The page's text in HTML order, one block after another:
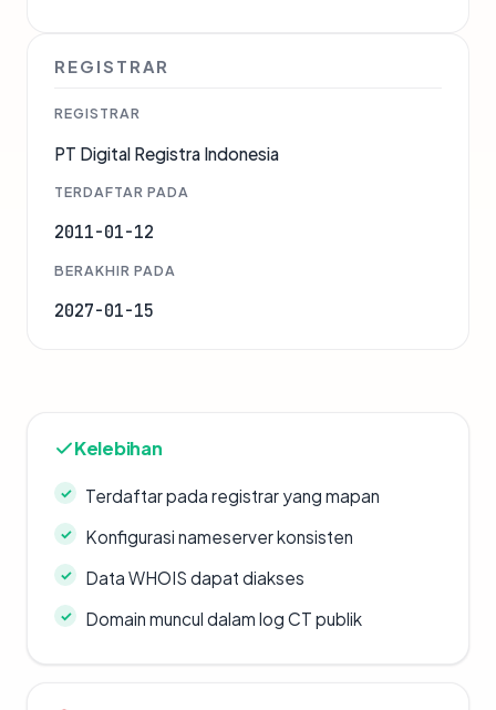
REGISTRAR
REGISTRAR
PT Digital Registra Indonesia
TERDAFTAR PADA
2011-01-12
BERAKHIR PADA
2027-01-15
Kelebihan
Terdaftar pada registrar yang mapan
Konfigurasi nameserver konsisten
Data WHOIS dapat diakses
Domain muncul dalam log CT publik